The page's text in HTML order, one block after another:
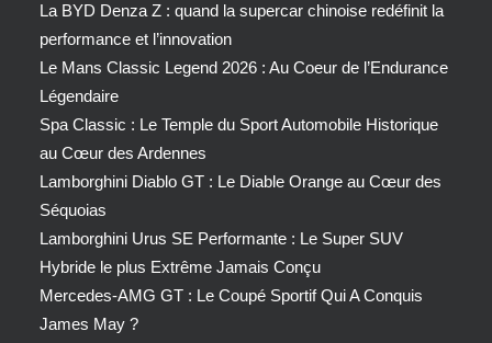
La BYD Denza Z : quand la supercar chinoise redéfinit la
performance et l’innovation
Le Mans Classic Legend 2026 : Au Coeur de l’Endurance
Légendaire
Spa Classic : Le Temple du Sport Automobile Historique
au Cœur des Ardennes
Lamborghini Diablo GT : Le Diable Orange au Cœur des
Séquoias
Lamborghini Urus SE Performante : Le Super SUV
Hybride le plus Extrême Jamais Conçu
Mercedes-AMG GT : Le Coupé Sportif Qui A Conquis
James May ?